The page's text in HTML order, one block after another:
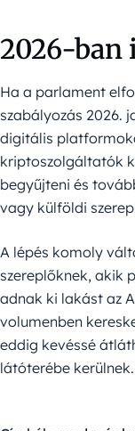
2026-ban
Ha a parlament
szabályozás 2026.
digitális
kriptoszolgáltatók
begyűjteni és
vagy külföldi
A lépés komoly
szereplőknek, akik
adnak ki lakást az
volumenben
eddig kevéssé
látóterébe kerülnek.